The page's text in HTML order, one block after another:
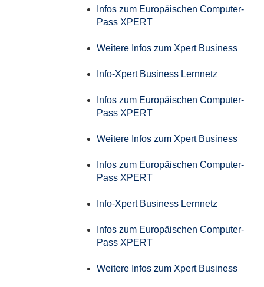
Infos zum Europäischen Computer-
Pass XPERT
Weitere Infos zum Xpert Business
Info-Xpert Business Lernnetz
Infos zum Europäischen Computer-
Pass XPERT
Weitere Infos zum Xpert Business
Infos zum Europäischen Computer-
Pass XPERT
Info-Xpert Business Lernnetz
Infos zum Europäischen Computer-
Pass XPERT
Weitere Infos zum Xpert Business